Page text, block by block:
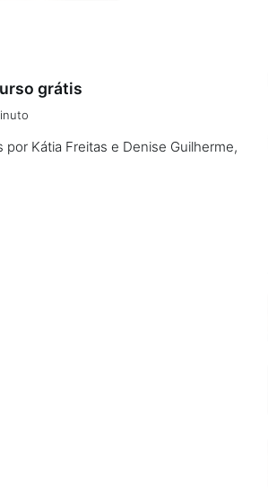
grátis
Kátia Freitas e Denise Guilherme,